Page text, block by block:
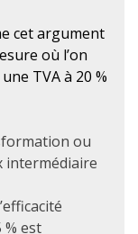
cet argument
où l’on
TVA à 20 %
ou
intermédiaire
est